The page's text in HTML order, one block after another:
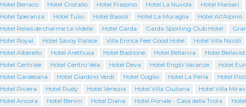
Hotel Benaco
Hotel Cristallo Hotel Frassino Hotel La Nuvola
Hotel Marsari
Hotel Speranza
Hotel Tulio Hotel Basioli Hotel La Muraglia
Hotel All'Alpino
Hotel Relais de charme Le Videlle
Hotel Garda Garda Sporting Club Hotel
Hotel Royal
Hotel Savoy Palace Villa Enrica Feel Good Hotel
Hotel Villa Nicolli
Hotel Alberello
Hotel Arethusa Hotel Bastione Hotel Bellariva
Hotel
Hotel Centrale
Hotel Centro Vela Hotel Deva Hotel Englo Vacanze
Hotel
Hotel Gardesana
Hotel Giardino Verdi Hotel Goglio Hotel La Perla
Hotel
Hotel Riviera
Hotel Rudy Hotel Venezia Hotel Villa Giuliana
Hotel Villa
Hotel Ancora
Hotel Benini Hotel Diana Hotel Ponale - Casa della Trota